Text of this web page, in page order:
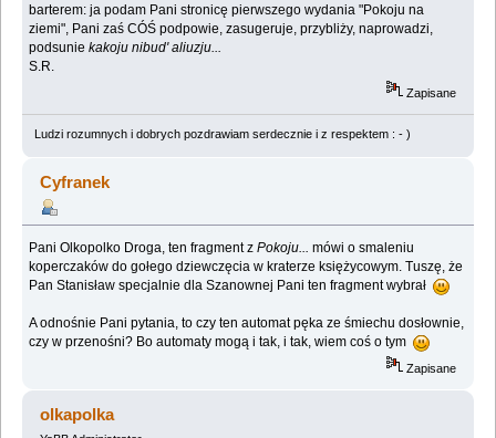
barterem: ja podam Pani stronicę pierwszego wydania "Pokoju na
ziemi", Pani zaś CÓŚ podpowie, zasugeruje, przybliży, naprowadzi,
podsuniekakoju nibud' aliuzju...
S.R.
Zapisane
Ludzi rozumnych i dobrych pozdrawiam serdecznie i z respektem : - )
Cyfranek
Pani Olkopolko Droga, ten fragment zPokoju... mówi o smaleniu
koperczaków do gołego dziewczęcia w kraterze księżycowym. Tuszę, że
Pan Stanisław specjalnie dla Szanownej Pani ten fragment wybrał
A odnośnie Pani pytania, to czy ten automat pęka ze śmiechu dosłownie,
czy w przenośni? Bo automaty mogą i tak, i tak, wiem coś o tym
Zapisane
olkapolka